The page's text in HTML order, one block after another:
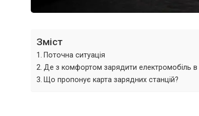
Зміст
Поточна ситуація
Де з комфортом зарядити електромобіль в
Що пропонує карта зарядних станцій?